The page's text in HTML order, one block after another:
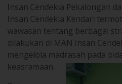
wawasan tentang berbagai
dilakukan di MAN Insan
mengelola madrasah pada
keasramaan.
Dalam